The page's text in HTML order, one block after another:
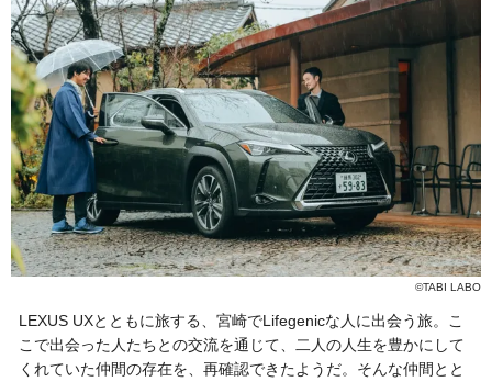
©TABI LABO
LEXUS UXとともに旅する、宮崎でLifegenicな人に出会う旅。こ
こで出会った人たちとの交流を通じて、二人の人生を豊かにして
くれていた仲間の存在を、再確認できたようだ。そんな仲間とと